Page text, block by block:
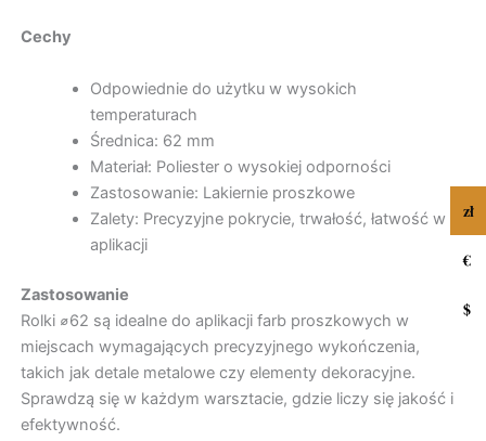
Cechy
Odpowiednie do użytku w wysokich
temperaturach
Średnica: 62 mm
Materiał: Poliester o wysokiej odporności
Zastosowanie: Lakiernie proszkowe
Zalety: Precyzyjne pokrycie, trwałość, łatwość w
aplikacji
Zastosowanie
Rolki ⌀62 są idealne do aplikacji farb proszkowych w
miejscach wymagających precyzyjnego wykończenia,
takich jak detale metalowe czy elementy dekoracyjne.
Sprawdzą się w każdym warsztacie, gdzie liczy się jakość i
efektywność.
zł
€
$